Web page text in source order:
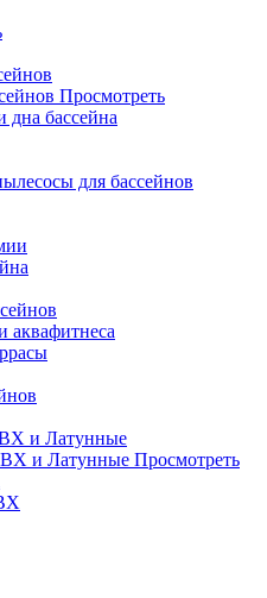
Просмотреть
дна бассейна
для бассейнов
аквафитнеса
и Латунные
и Латунные Просмотреть